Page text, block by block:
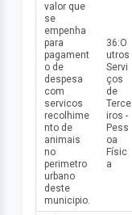
valor que
se
empenha
para
pagament
o de
despesa
com
servicos
recolhime
nto de
animais
no
perimetro
urbano
deste
municipio.
36:O
utros
Servi
ços
de
Terce
iros -
Pess
oa
Físic
a